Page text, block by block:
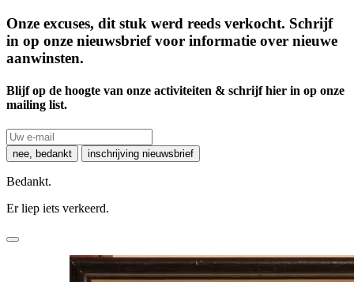
Onze excuses, dit stuk werd reeds verkocht. Schrijf
in op onze nieuwsbrief voor informatie over nieuwe
aanwinsten.
Blijf op de hoogte van onze activiteiten & schrijf hier in op onze
mailing list.
nee, bedankt inschrijving nieuwsbrief
Bedankt.
Er liep iets verkeerd.